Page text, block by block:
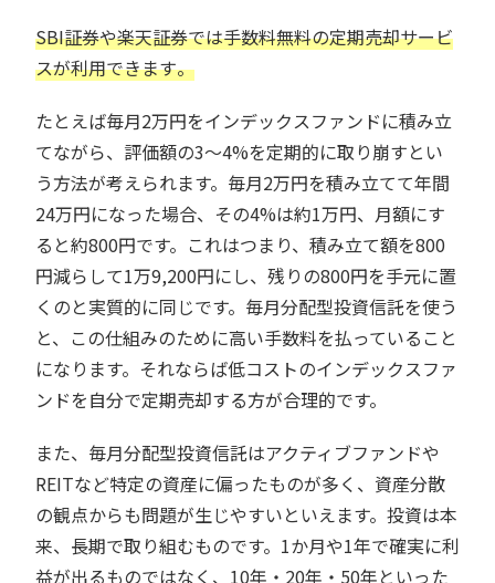
SBI証券や楽天証券では手数料無料の定期売却サービ
スが利用できます。
たとえば毎月2万円をインデックスファンドに積み立
てながら、評価額の3〜4%を定期的に取り崩すとい
う方法が考えられます。毎月2万円を積み立てて年間
24万円になった場合、その4%は約1万円、月額にす
ると約800円です。これはつまり、積み立て額を800
円減らして1万9,200円にし、残りの800円を手元に置
くのと実質的に同じです。毎月分配型投資信託を使う
と、この仕組みのために高い手数料を払っていること
になります。それならば低コストのインデックスファ
ンドを自分で定期売却する方が合理的です。
また、毎月分配型投資信託はアクティブファンドや
REITなど特定の資産に偏ったものが多く、資産分散
の観点からも問題が生じやすいといえます。投資は本
来、長期で取り組むものです。1か月や1年で確実に利
益が出るものではなく、10年・20年・50年といった